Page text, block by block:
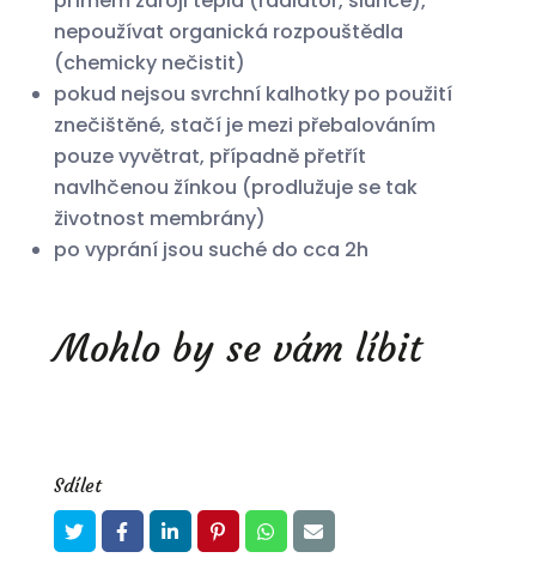
nepoužívat organická rozpouštědla
(chemicky nečistit)
pokud nejsou svrchní kalhotky po použití
znečištěné, stačí je mezi přebalováním
pouze vyvětrat, případně přetřít
navlhčenou žínkou (prodlužuje se tak
životnost membrány)
po vyprání jsou suché do cca 2h
Mohlo by se vám líbit
Sdílet